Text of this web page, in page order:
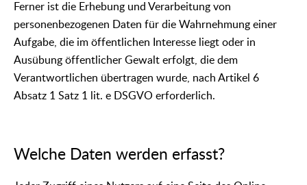
Ferner ist die Erhebung und Verarbeitung von
personenbezogenen Daten für die Wahrnehmung einer
Aufgabe, die im öffentlichen Interesse liegt oder in
Ausübung öffentlicher Gewalt erfolgt, die dem
Verantwortlichen übertragen wurde, nach Artikel 6
Absatz 1 Satz 1 lit. e DSGVO erforderlich.
Welche Daten werden erfasst?